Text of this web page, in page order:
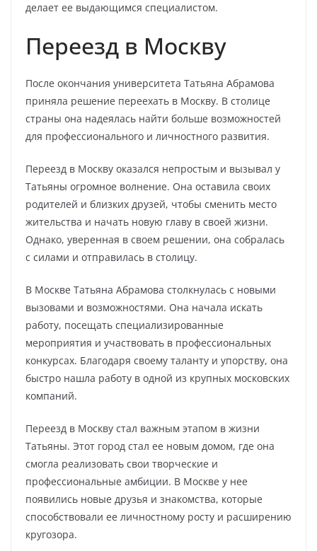
делает ее выдающимся специалистом.
Переезд в Москву
После окончания университета Татьяна Абрамова
приняла решение переехать в Москву. В столице
страны она надеялась найти больше возможностей
для профессионального и личностного развития.
Переезд в Москву оказался непростым и вызывал у
Татьяны огромное волнение. Она оставила своих
родителей и близких друзей, чтобы сменить место
жительства и начать новую главу в своей жизни.
Однако, уверенная в своем решении, она собралась
с силами и отправилась в столицу.
В Москве Татьяна Абрамова столкнулась с новыми
вызовами и возможностями. Она начала искать
работу, посещать специализированные
мероприятия и участвовать в профессиональных
конкурсах. Благодаря своему таланту и упорству, она
быстро нашла работу в одной из крупных московских
компаний.
Переезд в Москву стал важным этапом в жизни
Татьяны. Этот город стал ее новым домом, где она
смогла реализовать свои творческие и
профессиональные амбиции. В Москве у нее
появились новые друзья и знакомства, которые
способствовали ее личностному росту и расширению
кругозора.